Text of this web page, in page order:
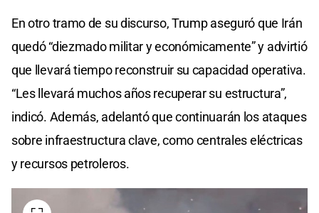
En otro tramo de su discurso, Trump aseguró que Irán
quedó “diezmado militar y económicamente” y advirtió
que llevará tiempo reconstruir su capacidad operativa.
“Les llevará muchos años recuperar su estructura”,
indicó. Además, adelantó que continuarán los ataques
sobre infraestructura clave, como centrales eléctricas
y recursos petroleros.